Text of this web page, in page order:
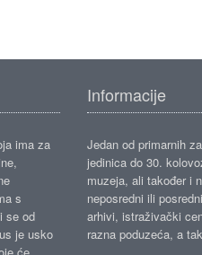
ima za
s
se od
je usko
Informacije
Jedan od primarnih
jedinica do 30.
muzeja, ali također i
neposredni ili
arhivi, istraživački
razna poduzeća, a